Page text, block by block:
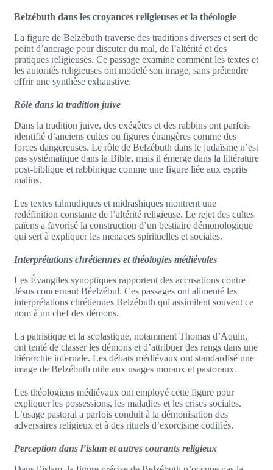
Belzébuth dans les croyances religieuses et la théologie
La figure de Belzébuth traverse des traditions diverses et sert de
point d’ancrage pour discuter du mal, de l’altérité et des
pratiques religieuses. Ce passage examine comment les textes et
les autorités religieuses ont modelé son image, sans prétendre
offrir une synthèse exhaustive.
Rôle dans la tradition juive
Dans la tradition juive, des exégètes et des rabbins ont parfois
identifié d’anciens cultes ou figures étrangères comme des
forces dangereuses. Le rôle de Belzébuth dans le judaïsme n’est
pas systématique dans la Bible, mais il émerge dans la littérature
post-biblique et rabbinique comme une figure liée aux esprits
malins.
Les textes talmudiques et midrashiques montrent une
redéfinition constante de l’altérité religieuse. Le rejet des cultes
païens a favorisé la construction d’un bestiaire démonologique
qui sert à expliquer les menaces spirituelles et sociales.
Interprétations chrétiennes et théologies médiévales
Les Évangiles synoptiques rapportent des accusations contre
Jésus concernant Béelzébul. Ces passages ont alimenté les
interprétations chrétiennes Belzébuth qui assimilent souvent ce
nom à un chef des démons.
La patristique et la scolastique, notamment Thomas d’Aquin,
ont tenté de classer les démons et d’attribuer des rangs dans une
hiérarchie infernale. Les débats médiévaux ont standardisé une
image de Belzébuth utile aux usages moraux et pastoraux.
Les théologiens médiévaux ont employé cette figure pour
expliquer les possessions, les maladies et les crises sociales.
L’usage pastoral a parfois conduit à la démonisation des
adversaires religieux et à des rituels d’exorcisme codifiés.
Perception dans l’islam et autres courants religieux